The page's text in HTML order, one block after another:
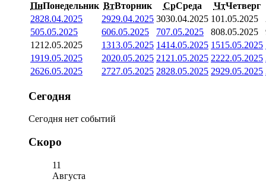
ПнПонедельник ВтВторник СрСреда ЧтЧетверг
2828.04.2025 2929.04.2025 3030.04.2025 101.05.2025
505.05.2025 606.05.2025 707.05.2025 808.05.2025
1212.05.2025 1313.05.2025 1414.05.2025 1515.05.2025
1919.05.2025 2020.05.2025 21 21.05.2025 2222.05.2025
2626.05.2025 2727.05.2025 2828.05.2025 2929.05.2025
Сегодня
Сегодня нет событий
Скоро
11
Августа